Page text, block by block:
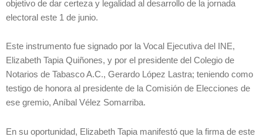
objetivo de dar certeza y legalidad al desarrollo de la jornada
electoral este 1 de junio.
Este instrumento fue signado por la Vocal Ejecutiva del INE,
Elizabeth Tapia Quiñones, y por el presidente del Colegio de
Notarios de Tabasco A.C., Gerardo López Lastra; teniendo como
testigo de honora al presidente de la Comisión de Elecciones de
ese gremio, Aníbal Vélez Somarriba.
En su oportunidad, Elizabeth Tapia manifestó que la firma de este